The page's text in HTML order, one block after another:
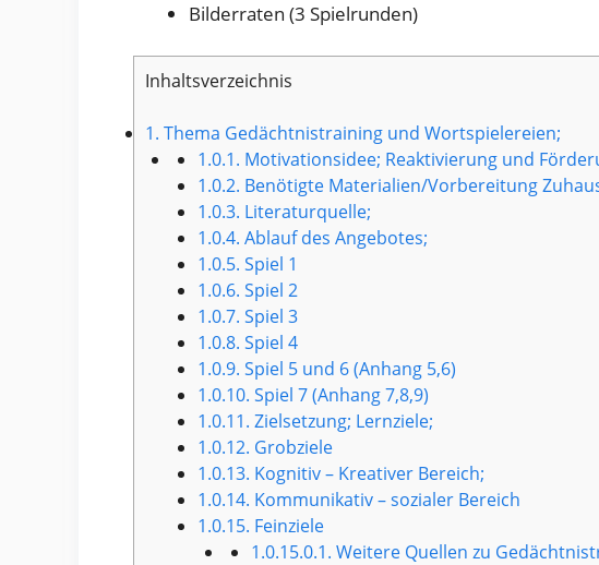
Bilderraten (3 Spielrunden)
Inhaltsverzeichnis
1. Thema Gedächtnistraining und Wortspielereien;
1.0.1. Motivationsidee; Reaktivierung und
1.0.2. Benötigte Materialien/Vorbereitung
1.0.3. Literaturquelle;
1.0.4. Ablauf des Angebotes;
1.0.5. Spiel 1
1.0.6. Spiel 2
1.0.7. Spiel 3
1.0.8. Spiel 4
1.0.9. Spiel 5 und 6 (Anhang 5,6)
1.0.10. Spiel 7 (Anhang 7,8,9)
1.0.11. Zielsetzung; Lernziele;
1.0.12. Grobziele
1.0.13. Kognitiv – Kreativer Bereich;
1.0.14. Kommunikativ – sozialer Bereich
1.0.15. Feinziele
1.0.15.0.1. Weitere Quellen zu